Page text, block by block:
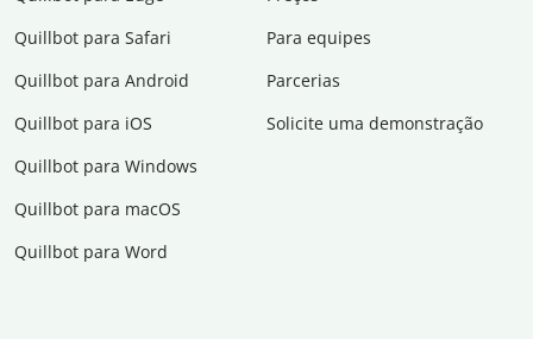
Quillbot para Safari
Quillbot para Android
Quillbot para iOS
Quillbot para Windows
Quillbot para macOS
Quillbot para Word
Para equipes
Parcerias
Solicite uma demonstração